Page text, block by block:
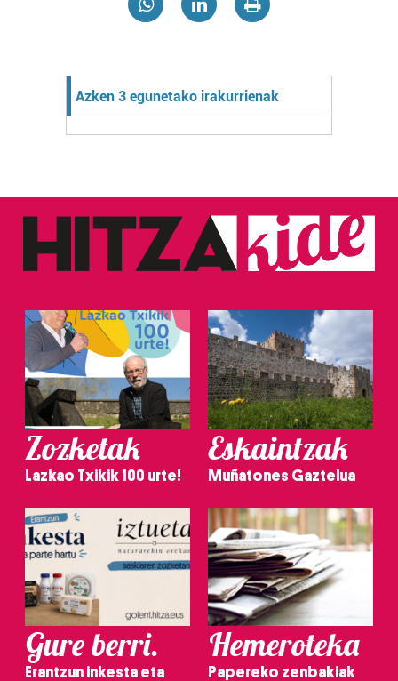
Azken 3 egunetako irakurrienak
Zozketak
Lazkao Txikik 100 urte!
Eskaintzak
Muñatones Gaztelua
Gure berri.
Erantzun inkesta eta
Hemeroteka
Papereko zenbakiak